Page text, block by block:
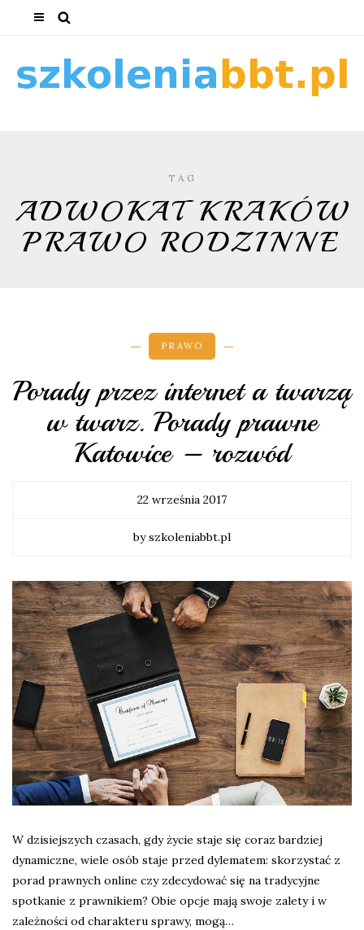
TAG
ADWOKAT KRAKÓW
PRAWO RODZINNE
PRAWO
Porady przez internet a twarzą
w twarz. Porady prawne
Katowice – rozwód
22 września 2017
by szkoleniabbt.pl
W dzisiejszych czasach, gdy życie staje się coraz bardziej
dynamiczne, wiele osób staje przed dylematem: skorzystać z
porad prawnych online czy zdecydować się na tradycyjne
spotkanie z prawnikiem? Obie opcje mają swoje zalety i w
zależności od charakteru sprawy, mogą…